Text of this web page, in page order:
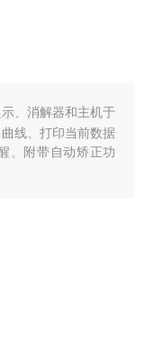
、消解器和主机于
线、打印当前数据
、附带自动矫正功